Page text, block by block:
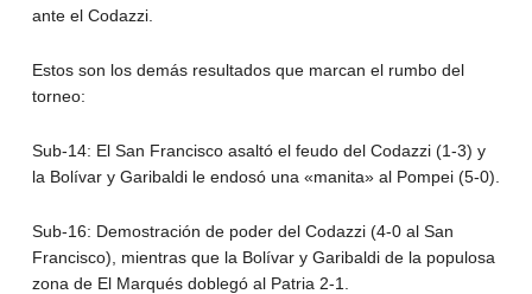
ante el Codazzi.
Estos son los demás resultados que marcan el rumbo del
torneo:
Sub-14: El San Francisco asaltó el feudo del Codazzi (1-3) y
la Bolívar y Garibaldi le endosó una «manita» al Pompei (5-0).
Sub-16: Demostración de poder del Codazzi (4-0 al San
Francisco), mientras que la Bolívar y Garibaldi de la populosa
zona de El Marqués doblegó al Patria 2-1.